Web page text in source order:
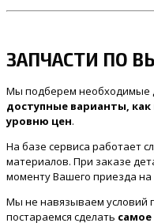
ЗАПЧАСТИ ПО
Мы подберем необходимые
доступные варианты,
уровню цен.
На базе сервиса работает
материалов. При заказе
моменту Вашего приезда на
Мы не навязываем условий
постараемся сделать